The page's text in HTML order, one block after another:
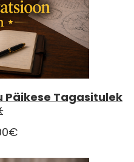
Päikese Tagasitulek
€